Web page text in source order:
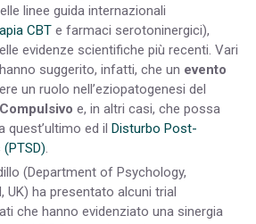
linee guida internazionali
CBT e farmaci serotoninergici),
evidenze scientifiche più recenti. Vari
suggerito, infatti, che un evento
un ruolo nell’eziopatogenesi del
e, in altri casi, che possa
quest’ultimo ed il Disturbo Post-
.
(Department of Psychology,
UK) ha presentato alcuni trial
che hanno evidenziato una sinergia